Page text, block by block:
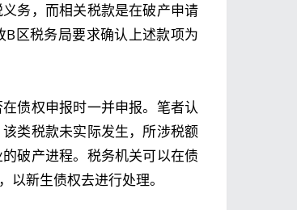
务，而相关税款是在破产申请
区税务局要求确认上述款项为
债权申报时一并申报。笔者认
类税款未实际发生，所涉税额
破产进程。税务机关可以在债
新生债权去进行处理。